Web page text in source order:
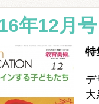
年12月
特
デ